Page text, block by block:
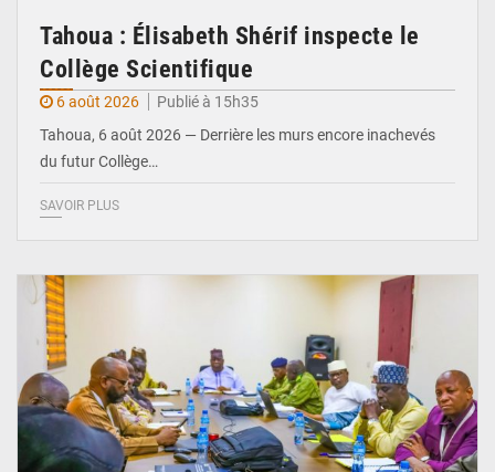
Tahoua : Élisabeth Shérif inspecte le
Collège Scientifique
6 août 2026
Publié à 15h35
Tahoua, 6 août 2026 — Derrière les murs encore inachevés
du futur Collège…
SAVOIR PLUS